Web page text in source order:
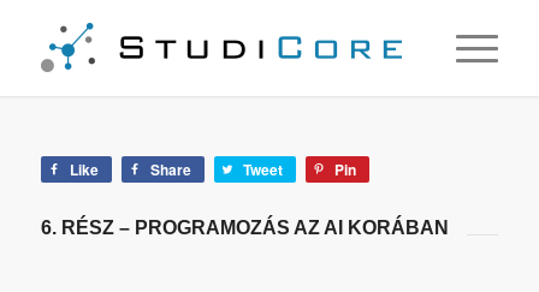
Like Share Tweet Pin
6. RÉSZ – PROGRAMOZÁS AZ AI KORÁBAN